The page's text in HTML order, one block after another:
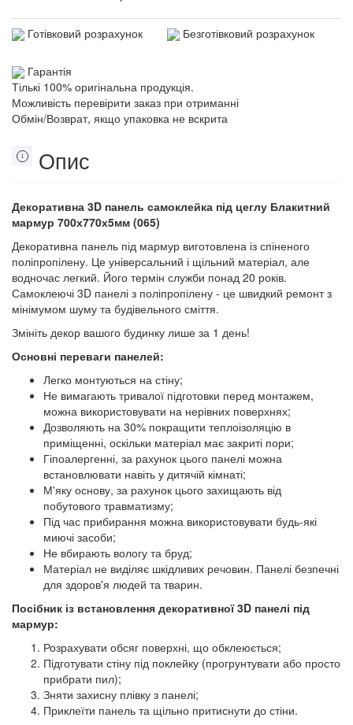
Готівковий розрахунок Безготівковий розрахунок
Гарантія
Тількі 100% оригінальна продукція.
Можливість перевірити заказ при отриманні
Обмін/Возврат, якщо упаковка не вскрита
Опис
Декоративна 3D панель самоклейка під цеглу Блакитний
мармур 700х770х5мм (065)
Декоративна панель під мармур виготовлена із спіненого
поліпропілену. Це універсальний і щільний матеріал, але
водночас легкий. Його термін служби понад 20 років.
Самоклеючі 3D панелі з поліпропілену - це швидкий ремонт з
мінімумом шуму та будівельного сміття.
Змініть декор вашого будинку лише за 1 день!
Основні переваги панелей:
Легко монтуються на стіну;
Не вимагають тривалої підготовки перед монтажем,
можна використовувати на нерівних поверхнях;
Дозволяють на 30% покращити теплоізоляцію в
приміщенні, оскільки матеріал має закриті пори;
Гіпоалергенні, за рахунок цього панелі можна
встановлювати навіть у дитячій кімнаті;
М'яку основу, за рахунок цього захищають від
побутового травматизму;
Під час прибирання можна використовувати будь-які
миючі засоби;
Не вбирають вологу та бруд;
Матеріал не виділяє шкідливих речовин. Панелі безпечні
для здоров'я людей та тварин.
Посібник із встановлення декоративної 3D панелі під
мармур:
Розрахувати обсяг поверхні, що обклеюється;
Підготувати стіну під поклейку (прогрунтувати або просто
прибрати пил);
Зняти захисну плівку з панелі;
Приклеїти панель та щільно притиснути до стіни.